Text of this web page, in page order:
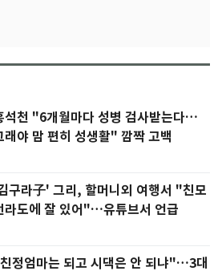
석천 "6개월마다 성병 검사받는다…
래야 맘 편히 성생활" 깜짝 고백
구라子' 그리, 할머니외 여행서 "친모
라도에 잘 있어"…유튜브서 언급
정엄마는 되고 시댁은 안 되냐"…3대